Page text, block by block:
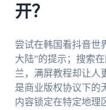
开？
尝试在韩国看抖音世
大陆”的提示；搜索
兰，满屏教程却让人
是商业版权协议下的
内容锁定在特定地理